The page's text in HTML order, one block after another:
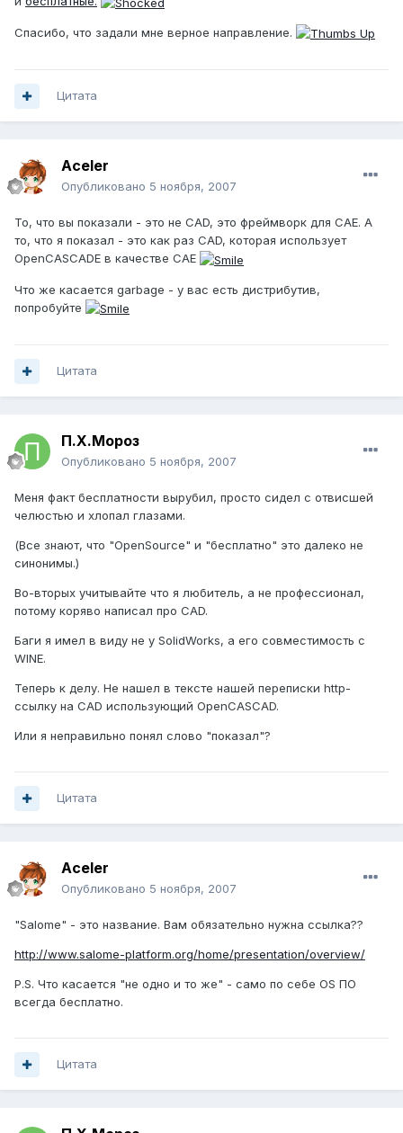
Спасибо, что задали мне верное направление.
Цитата
Aceler
Опубликовано 5 ноября, 2007
То, что вы показали - это не CAD, это фреймворк для CAE. А
то, что я показал - это как раз CAD, которая использует
OpenCASCADE в качестве CAE
Что же касается garbage - у вас есть дистрибутив,
попробуйте
Цитата
П.Х.Мороз
Опубликовано 5 ноября, 2007
Меня факт бесплатности вырубил, просто сидел с отвисшей
челюстью и хлопал глазами.
(Все знают, что "OpenSource" и "бесплатно" это далеко не
синонимы.)
Во-вторых учитывайте что я любитель, а не профессионал,
потому коряво написал про CAD.
Баги я имел в виду не у SolidWorks, а его совместимость с
WINE.
Теперь к делу. Не нашел в тексте нашей переписки http-
ссылку на CAD использующий OpenCASCAD.
Или я неправильно понял слово "показал"?
Цитата
Aceler
Опубликовано 5 ноября, 2007
"Salome" - это название. Вам обязательно нужна ссылка??
http://www.salome-platform.org/home/presentation/overview/
P.S. Что касается "не одно и то же" - само по себе OS ПО
всегда бесплатно.
Цитата